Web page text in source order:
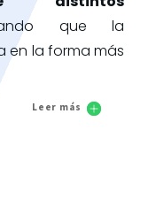
que la
en la forma más
Leer más